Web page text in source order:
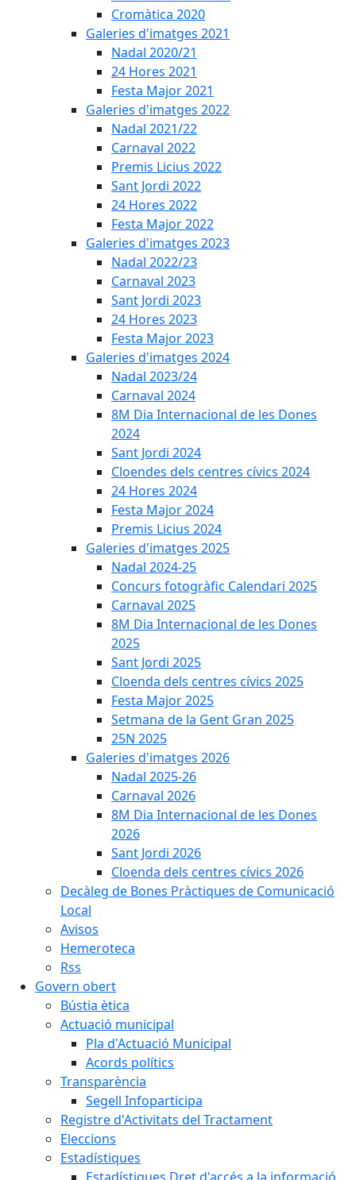
Cromàtica 2020
Galeries d'imatges 2021
Nadal 2020/21
24 Hores 2021
Festa Major 2021
Galeries d'imatges 2022
Nadal 2021/22
Carnaval 2022
Premis Licius 2022
Sant Jordi 2022
24 Hores 2022
Festa Major 2022
Galeries d'imatges 2023
Nadal 2022/23
Carnaval 2023
Sant Jordi 2023
24 Hores 2023
Festa Major 2023
Galeries d'imatges 2024
Nadal 2023/24
Carnaval 2024
8M Dia Internacional de les Dones
2024
Sant Jordi 2024
Cloendes dels centres cívics 2024
24 Hores 2024
Festa Major 2024
Premis Licius 2024
Galeries d'imatges 2025
Nadal 2024-25
Concurs fotogràfic Calendari 2025
Carnaval 2025
8M Dia Internacional de les Dones
2025
Sant Jordi 2025
Cloenda dels centres cívics 2025
Festa Major 2025
Setmana de la Gent Gran 2025
25N 2025
Galeries d'imatges 2026
Nadal 2025-26
Carnaval 2026
8M Dia Internacional de les Dones
2026
Sant Jordi 2026
Cloenda dels centres cívics 2026
Decàleg de Bones Pràctiques de Comunicació
Local
Avisos
Hemeroteca
Rss
Govern obert
Bústia ètica
Actuació municipal
Pla d'Actuació Municipal
Acords polítics
Transparència
Segell Infoparticipa
Registre d'Activitats del Tractament
Eleccions
Estadístiques